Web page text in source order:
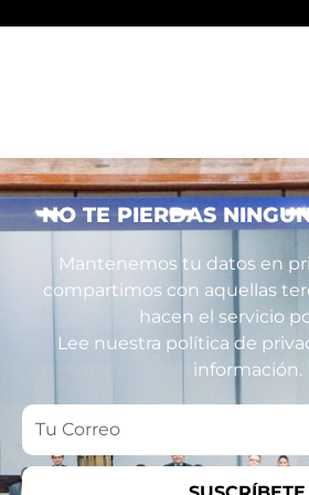
NO TE PIERDAS
Mantenemos tu datos en
compartimos con aquellas
hacen el servicio
Lee nuestra política de
información.
Tu
Correo